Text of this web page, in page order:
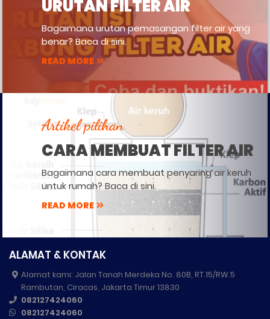
URUTAN FILTER AIR
Bagaimana urutan pemasangan filter air yang
benar? Baca di sini.
READ MORE
Artikel pilihan
CARA MEMBUAT FILTER AIR
Bagaimana cara membuat penyaring air keruh
untuk rumah? Baca di sini.
READ MORE
ALAMAT & KONTAK
Alamat kami: Jalan Tanah Merdeka No. 80B, RT.15/RW.5
Rambutan, Ciracas, Jakarta Timur 13830
082127424060
082127424060